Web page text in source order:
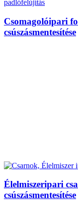
Csomagolóipari
csúszásmentesítése
Élelmiszeripari
csúszásmentesítése